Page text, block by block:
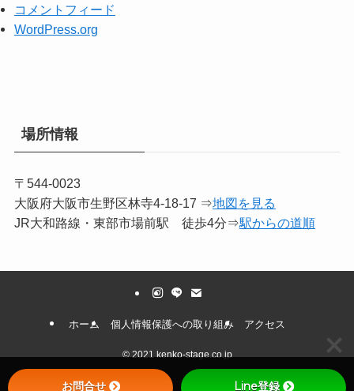
コメントフィード
WordPress.org
場所情報
〒544-0023
大阪府大阪市生野区林寺4-18-17 ⇒地図を見る
JR大和路線・東部市場前駅 徒歩4分⇒駅からの道順
ホーム 個人情報保護への取り組み アクセス
©2021 kenko-stage.co.jp
お問合せ Line登録